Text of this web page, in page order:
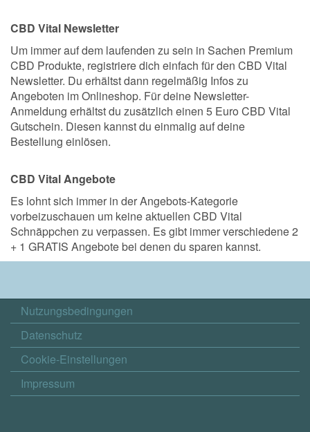
CBD Vital Newsletter
Um immer auf dem laufenden zu sein in Sachen Premium
CBD Produkte, registriere dich einfach für den CBD Vital
Newsletter. Du erhältst dann regelmäßig Infos zu
Angeboten im Onlineshop. Für deine Newsletter-
Anmeldung erhältst du zusätzlich einen 5 Euro CBD Vital
Gutschein. Diesen kannst du einmalig auf deine
Bestellung einlösen.
CBD Vital Angebote
Es lohnt sich immer in der Angebots-Kategorie
vorbeizuschauen um keine aktuellen CBD Vital
Schnäppchen zu verpassen. Es gibt immer verschiedene 2
+ 1 GRATIS Angebote bei denen du sparen kannst.
Nutzungsbedingungen
Datenschutz
Cookie-Einstellungen
Impressum